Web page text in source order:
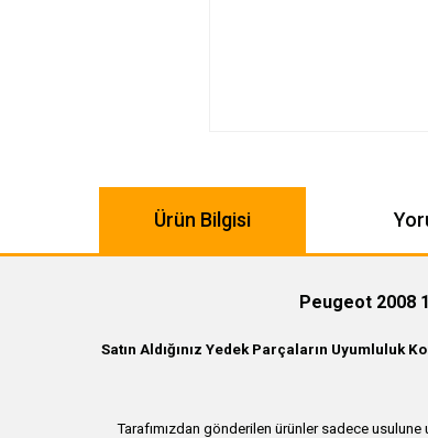
Ürün Bilgisi
Peugeot 2008
Satın Aldığınız Yedek Parçaların
Tarafımızdan gönderilen ürünler sadece